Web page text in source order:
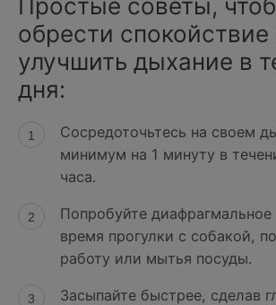
Простые советы,
обрести спокойствие
улучшить дыхание в
дня:
Сосредоточьтесь на своем
минимум на 1 минуту в
часа.
Попробуйте
время прогулки с собакой,
работу или мытья посуды.
Засыпайте быстрее, сделав